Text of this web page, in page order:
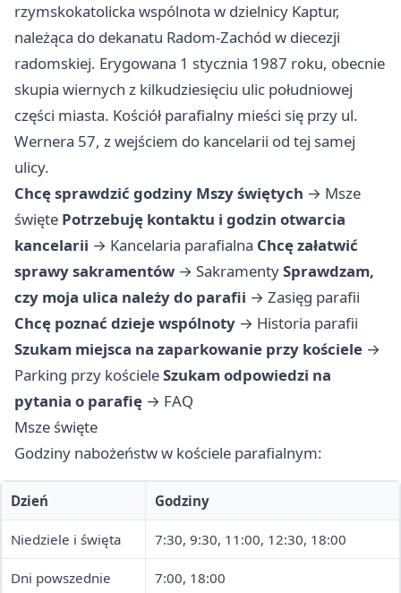
rzymskokatolicka wspólnota w dzielnicy Kaptur,
należąca do dekanatu Radom-Zachód w diecezji
radomskiej. Erygowana 1 stycznia 1987 roku, obecnie
skupia wiernych z kilkudziesięciu ulic południowej
części miasta. Kościół parafialny mieści się przy ul.
Wernera 57, z wejściem do kancelarii od tej samej
ulicy.
Chcę sprawdzić godziny Mszy świętych → Msze
święte Potrzebuję kontaktu i godzin otwarcia
kancelarii → Kancelaria parafialna Chcę załatwić
sprawy sakramentów → SakramentySprawdzam,
czy moja ulica należy do parafii → Zasięg parafii
Chcę poznać dzieje wspólnoty → Historia parafii
Szukam miejsca na zaparkowanie przy kościele →
Parking przy kościeleSzukam odpowiedzi na
pytania o parafię → FAQ
Msze święte
Godziny nabożeństw w kościele parafialnym:
Dzień Godziny
Niedziele i święta 7:30, 9:30, 11:00, 12:30, 18:00
Dni powszednie 7:00, 18:00